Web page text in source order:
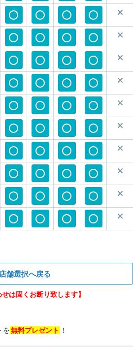
店舗選択へ戻る
は固くお断り致します】
を無料プレゼント ！